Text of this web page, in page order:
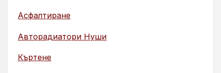
Асфалтиране
Авторадиатори Нуши
Къртене